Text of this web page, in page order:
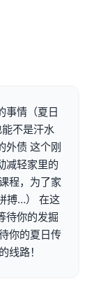
事情（夏日
不是汗水
外债 这个刚
减轻家里的
程，为了家
搏…） 在这
待你的发掘
你的夏日传
线路！